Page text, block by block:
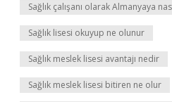
Sağlık çalışanı olarak Almanyaya
Sağlık lisesi okuyup ne olunur
Sağlık meslek lisesi avantajı nedir
Sağlık meslek lisesi bitiren ne olur